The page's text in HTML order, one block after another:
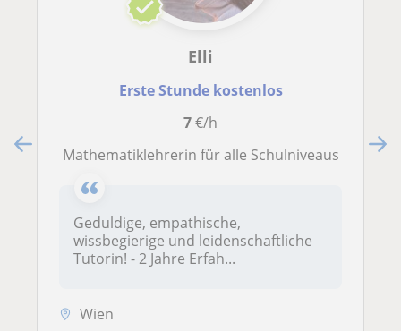
Elli
Erste Stunde kostenlos
7€/h
Mathematiklehrerin für alle Schulniveaus
Geduldige, empathische,
wissbegierige und leidenschaftliche
Tutorin! - 2 Jahre Erfah...
Wien